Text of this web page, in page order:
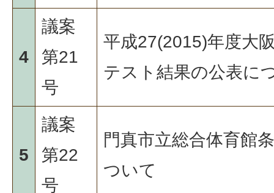
4
議案
第21
号
平成27(2015)年度大
テスト結果の公表に
5
議案
第22
号
門真市立総合体育館
ついて